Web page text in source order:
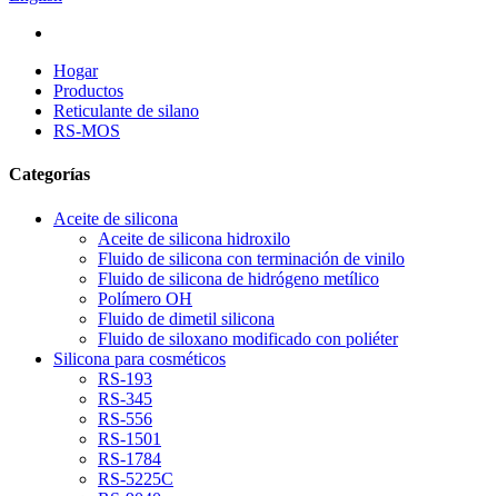
Hogar
Productos
Reticulante de silano
RS-MOS
Categorías
Aceite de silicona
Aceite de silicona hidroxilo
Fluido de silicona con terminación de vinilo
Fluido de silicona de hidrógeno metílico
Polímero OH
Fluido de dimetil silicona
Fluido de siloxano modificado con poliéter
Silicona para cosméticos
RS-193
RS-345
RS-556
RS-1501
RS-1784
RS-5225C